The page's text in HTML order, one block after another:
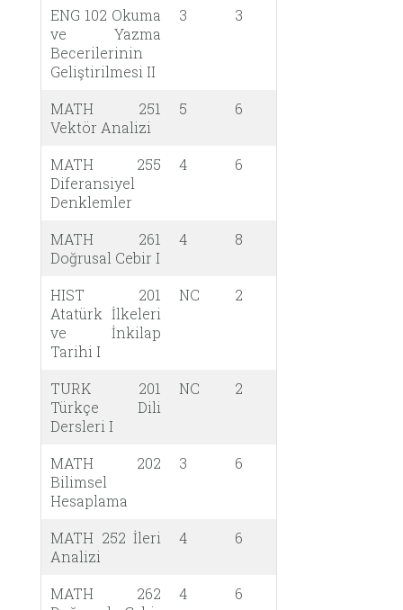
ENG 102 Okuma
ve Yazma
Becerilerinin
Geliştirilmesi II
3 3
MATH 251
Vektör Analizi
5 6
MATH 255
Diferansiyel
Denklemler
4 6
MATH 261
Doğrusal Cebir I
4 8
HIST 201
Atatürk İlkeleri
ve İnkilap
Tarihi I
NC 2
TURK 201
Türkçe Dili
Dersleri I
NC 2
MATH 202
Bilimsel
Hesaplama
3 6
MATH 252 İleri
Analizi
4 6
MATH 262
4 6